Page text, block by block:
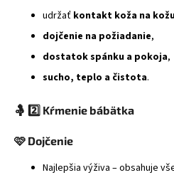
udržať kontakt koža na
dojčenie na požiadanie,
dostatok spánku a pokoja,
sucho, teplo a čistota.
🤱 2️⃣ Kŕmenie bábätka
🩷 Dojčenie
Najlepšia výživa – obsahuje